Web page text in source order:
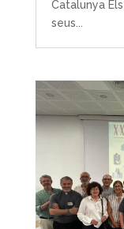
Catalunya
seus...